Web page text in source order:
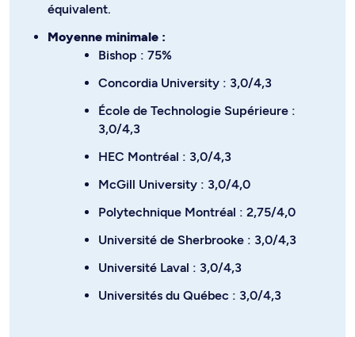
équivalent.
Moyenne minimale :
Bishop : 75%
Concordia University : 3,0/4,3
École de Technologie Supérieure :
3,0/4,3
HEC Montréal : 3,0/4,3
McGill University : 3,0/4,0
Polytechnique Montréal : 2,75/4,0
Université de Sherbrooke : 3,0/4,3
Université Laval : 3,0/4,3
Universités du Québec : 3,0/4,3